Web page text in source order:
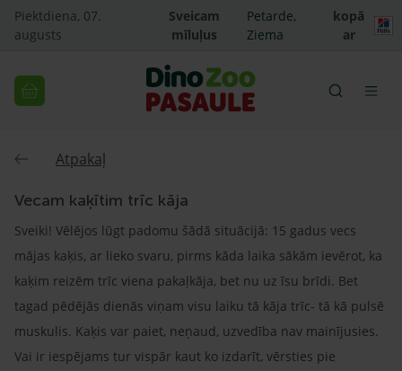
Piektdiena, 07.
augusts
Sveicam
mīluļus
Petarde,
Ziema
kopā
ar
Atpakaļ
Vecam kaķītim trīc kāja
Sveiki! Vēlējos lūgt padomu šādā situācijā: 15 gadus vecs
mājas kaķis, ar lieko svaru, pirms kāda laika sākām ievērot, ka
kaķim reizēm trīc viena pakaļkāja, bet nu uz īsu brīdi. Bet
tagad pēdējās dienās viņam visu laiku tā kāja trīc- tā kā pulsē
muskulis. Kaķis var paiet, neņaud, uzvedība nav mainījusies.
Vai ir iespējams tur vispār kaut ko izdarīt, vērsties pie